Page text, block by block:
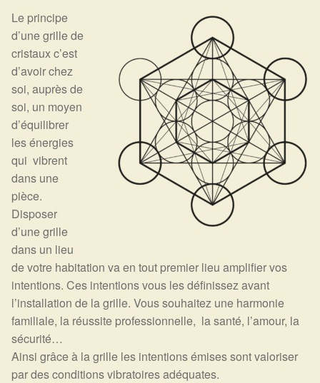
Nouveautés
Bijoux
Bolas
Bracelets
Colliers
Pendentifs
Pierres
Harmonisation
Harmonisation de l’être
Harmonisation des lieux
Panier
Search
for:
Le principe
d’une grille de
cristaux c’est
d’avoir chez
soi, auprès de
soi, un moyen
d’équilibrer
les énergies
qui vibrent
dans une
pièce.
Disposer
d’une grille
dans un lieu
de votre habitation va en tout premier lieu amplifier vos
intentions. Ces intentions vous les définissez avant
l’installation de la grille. Vous souhaitez une harmonie
familiale, la réussite professionnelle, la santé, l’amour, la
sécurité…
Ainsi grâce à la grille les intentions émises sont valoriser
par des conditions vibratoires adéquates.